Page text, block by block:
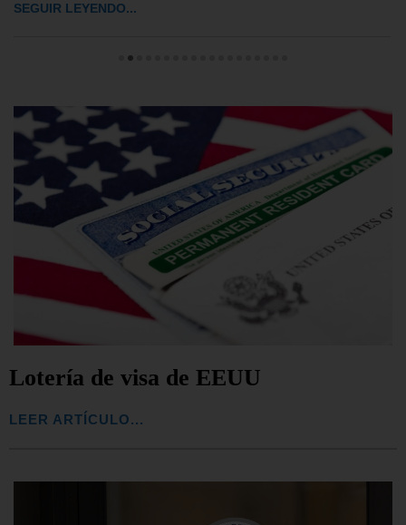
SEGUIR LEYENDO...
Lotería de visa de EEUU
LEER ARTÍCULO...